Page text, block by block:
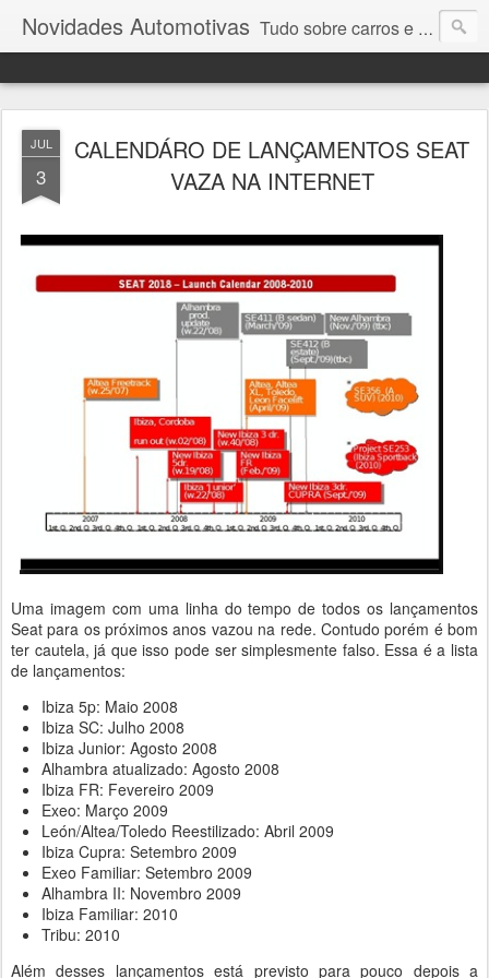
Novidades Automotivas Tudo sobre carros e motores
JUL
3
CALENDÁRO DE LANÇAMENTOS SEAT
VAZA NA INTERNET
Uma imagem com uma linha do tempo de todos os lançamentos
Seat para os próximos anos vazou na rede. Contudo porém é bom
ter cautela, já que isso pode ser simplesmente falso. Essa é a lista
de lançamentos:
Ibiza 5p: Maio 2008
Ibiza SC: Julho 2008
Ibiza Junior: Agosto 2008
Alhambra atualizado: Agosto 2008
Ibiza FR: Fevereiro 2009
Exeo: Março 2009
León/Altea/Toledo Reestilizado: Abril 2009
Ibiza Cupra: Setembro 2009
Exeo Familiar: Setembro 2009
Alhambra II: Novembro 2009
Ibiza Familiar: 2010
Tribu: 2010
Além desses lançamentos está previsto para pouco depois a